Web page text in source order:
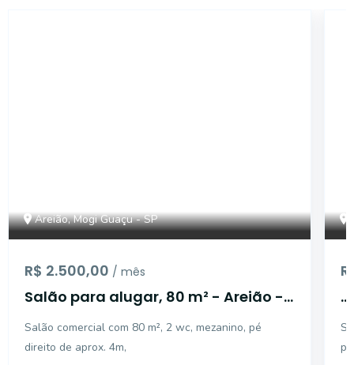
Areião, Mogi Guaçu - SP
R$ 2.500,00 / mês
Salão para alugar, 80 m² - Areião -
Salão comercial com 80 m², 2 wc, mezanino, pé
direito de aprox. 4m,
...